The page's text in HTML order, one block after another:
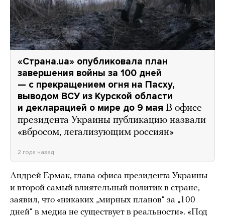
«Страна.ua» опубликовала план
завершения войны за 100 дней
— с прекращением огня на Пасху,
выводом ВСУ из Курской области
и декларацией о мире до 9 мая В офисе
президента Украины публикацию назвали
«вбросом, легализующим россиян»
2 года назад
Андрей Ермак, глава офиса президента Украины
и второй самый влиятельный политик в стране,
заявил, что «никаких „мирных планов“ за „100
дней“ в медиа не существует в реальности». «Под